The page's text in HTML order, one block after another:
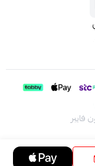
فايبر